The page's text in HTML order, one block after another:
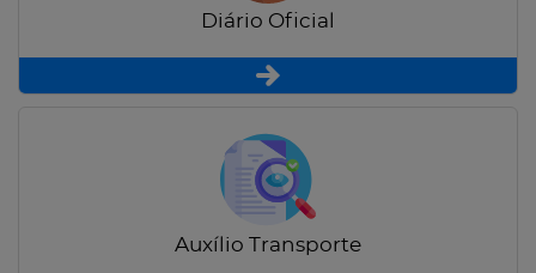
Diário Oficial
Auxílio Transporte